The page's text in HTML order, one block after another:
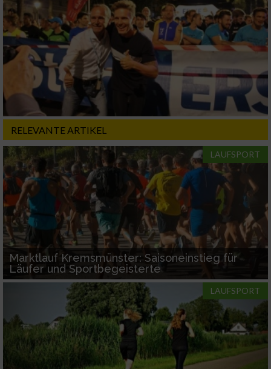
RELEVANTE ARTIKEL
LAUFSPORT
Marktlauf Kremsmünster: Saisoneinstieg für
Läufer und Sportbegeisterte
LAUFSPORT